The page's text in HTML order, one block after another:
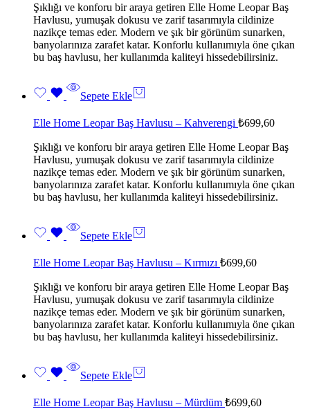
Şıklığı ve konforu bir araya getiren Elle Home Leopar Baş
Havlusu, yumuşak dokusu ve zarif tasarımıyla cildinize
nazikçe temas eder. Modern ve şık bir görünüm sunarken,
banyolarınıza zarafet katar. Konforlu kullanımıyla öne çıkan
bu baş havlusu, her kullanımda kaliteyi hissedebilirsiniz.
Sepete Ekle
Elle Home Leopar Baş Havlusu – Kahverengi ₺699,60
Şıklığı ve konforu bir araya getiren Elle Home Leopar Baş
Havlusu, yumuşak dokusu ve zarif tasarımıyla cildinize
nazikçe temas eder. Modern ve şık bir görünüm sunarken,
banyolarınıza zarafet katar. Konforlu kullanımıyla öne çıkan
bu baş havlusu, her kullanımda kaliteyi hissedebilirsiniz.
Sepete Ekle
Elle Home Leopar Baş Havlusu – Kırmızı ₺699,60
Şıklığı ve konforu bir araya getiren Elle Home Leopar Baş
Havlusu, yumuşak dokusu ve zarif tasarımıyla cildinize
nazikçe temas eder. Modern ve şık bir görünüm sunarken,
banyolarınıza zarafet katar. Konforlu kullanımıyla öne çıkan
bu baş havlusu, her kullanımda kaliteyi hissedebilirsiniz.
Sepete Ekle
Elle Home Leopar Baş Havlusu – Mürdüm ₺699,60